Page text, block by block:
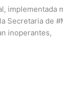
Secretaria de
inoperantes,